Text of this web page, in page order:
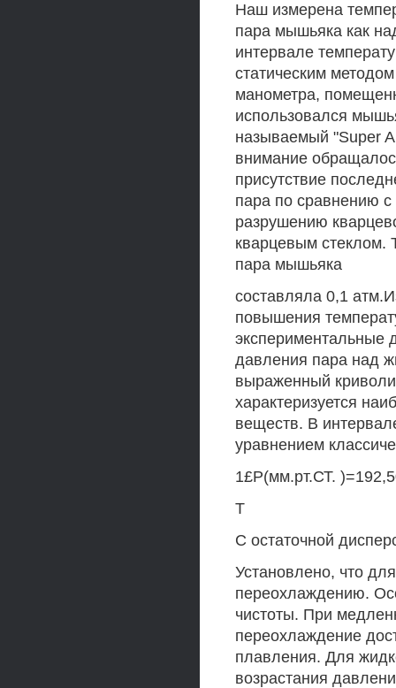
Наш измерена
пара мышьяка как
интервале
статическим
манометра,
использовался
называемый "Super
внимание
присутствие
пара по сравнению с
разрушению
кварцевым стеклом.
пара мышьяка
составляла 0,1
повышения
экспериментальные
давления пара над
выраженный
характеризуется
веществ. В
уравнением
1£Р(мм.рт.СТ.
Т
С остаточной
Установлено, что
переохлаждению.
чистоты. При
переохлаждение
плавления. Для
возрастания